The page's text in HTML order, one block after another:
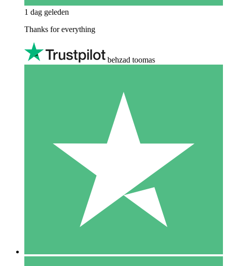
1 dag geleden
Thanks for everything
behzad toomas